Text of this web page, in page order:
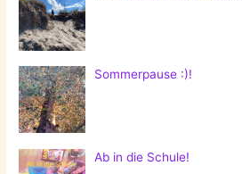
Sommerpause :)!
Ab in die Schule!